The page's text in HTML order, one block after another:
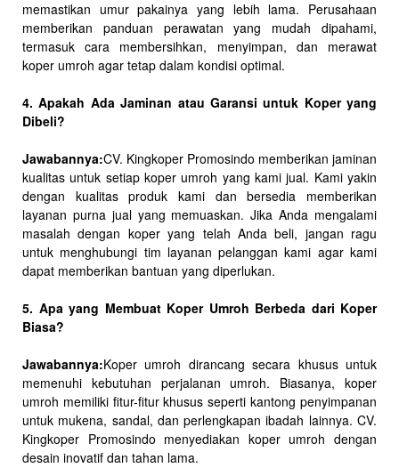
memastikan umur pakainya yang lebih lama. Perusahaan
memberikan panduan perawatan yang mudah dipahami,
termasuk cara membersihkan, menyimpan, dan merawat
koper umroh agar tetap dalam kondisi optimal.
4. Apakah Ada Jaminan atau Garansi untuk Koper yang
Dibeli?
Jawabannya:CV. Kingkoper Promosindo memberikan jaminan
kualitas untuk setiap koper umroh yang kami jual. Kami yakin
dengan kualitas produk kami dan bersedia memberikan
layanan purna jual yang memuaskan. Jika Anda mengalami
masalah dengan koper yang telah Anda beli, jangan ragu
untuk menghubungi tim layanan pelanggan kami agar kami
dapat memberikan bantuan yang diperlukan.
5. Apa yang Membuat Koper Umroh Berbeda dari Koper
Biasa?
Jawabannya:Koper umroh dirancang secara khusus untuk
memenuhi kebutuhan perjalanan umroh. Biasanya, koper
umroh memiliki fitur-fitur khusus seperti kantong penyimpanan
untuk mukena, sandal, dan perlengkapan ibadah lainnya. CV.
Kingkoper Promosindo menyediakan koper umroh dengan
desain inovatif dan tahan lama.